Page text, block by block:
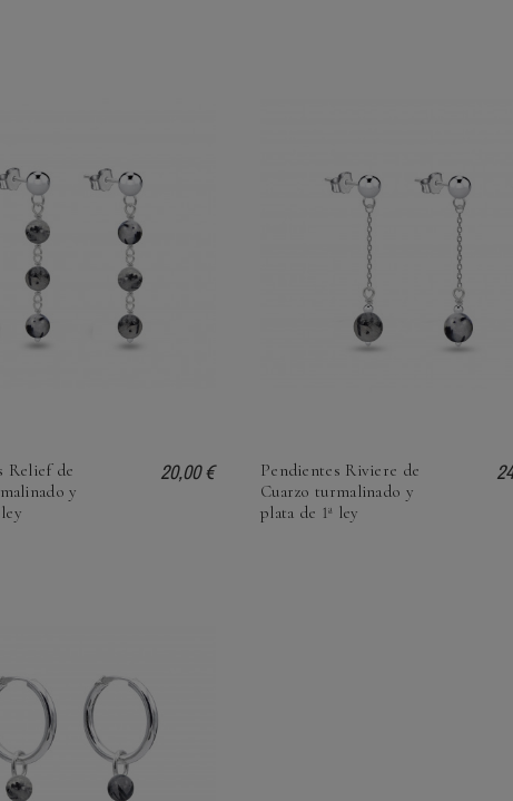
Relief de
y
20,00 €
Pendientes Riviere de
Cuarzo turmalinado y
plata de 1ª ley